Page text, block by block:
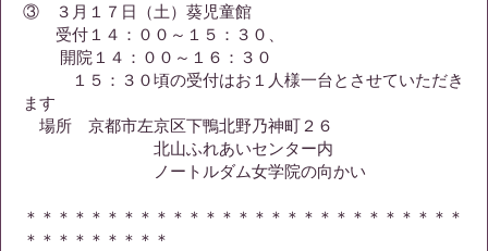
③ ３月１７日（土）葵児童館
受付１４：００～１５：３０、
開院１４：００～１６：３０
１５：３０頃の受付はお１人様一台とさせていただき
ます
場所 京都市左京区下鴨北野乃神町２６
北山ふれあいセンター内
ノートルダム女学院の向かい
＊＊＊＊＊＊＊＊＊＊＊＊＊＊＊＊＊＊＊＊＊＊＊＊＊＊＊
＊＊＊＊＊＊＊＊＊